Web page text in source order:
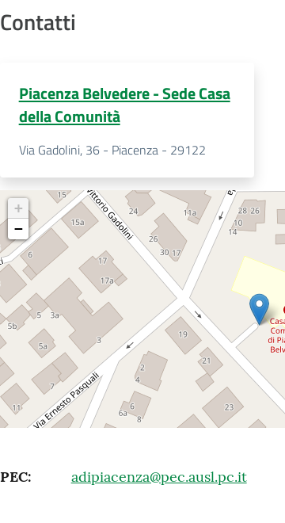
Contatti
Piacenza Belvedere - Sede Casa
della Comunità
Via Gadolini, 36 - Piacenza - 29122
+
−
PEC: adipiacenza@pec.ausl.pc.it